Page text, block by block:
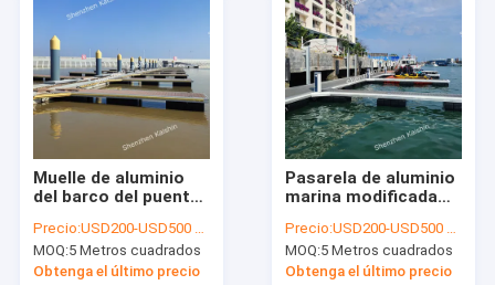
noticias
Solicitar una cotización
Diques flotantes marinos
Diques flotantes de aluminio
Muelle del finger
Muelle de aluminio
del barco del puente
del dique flotante
para Marina Yacht
Precio:USD200-USD500 per square meter
MOQ:5 Metros cuadrados
Obtenga el último precio
Pasarela de aluminio
marina modificada
particulares para el
barco de la nave en el
embarcadero
Precio:USD200-USD500 per square meter
MOQ:5 Metros cuadrados
Obtenga el último precio